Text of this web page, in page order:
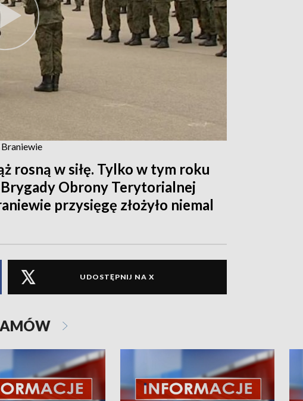
rosną w siłę. Tylko w tym roku
Obrony Terytorialnej
przysięgę złożyło niemal
UDOSTĘPNIJ NA X